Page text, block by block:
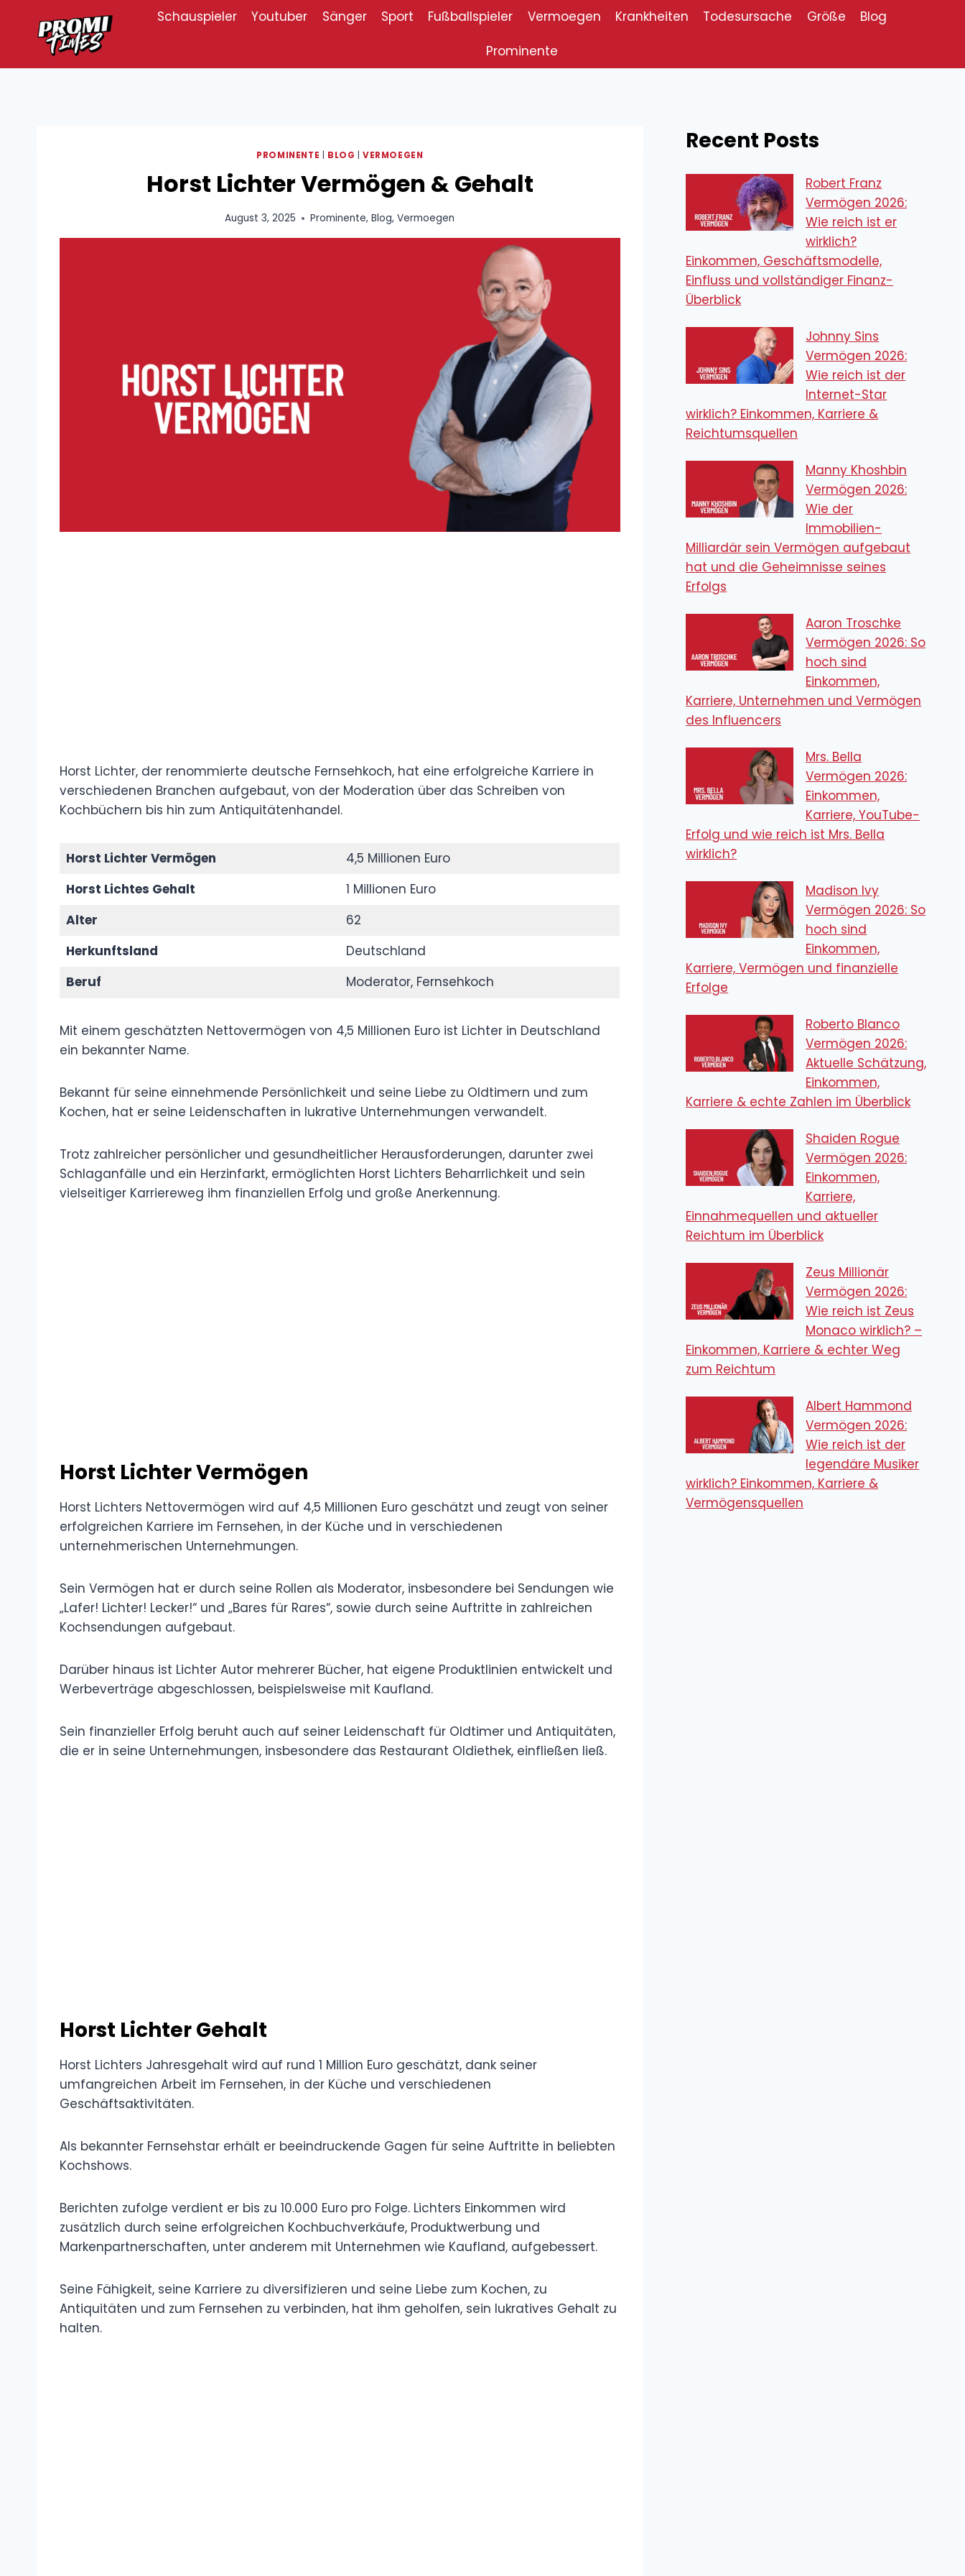
springen
Schauspieler Youtuber Sänger Sport Fußballspieler Vermoegen Krankheiten Todesursache Größe
Blog
Prominente
PROMINENTE BLOG |VERMOEGEN
Horst Lichter Vermögen & Gehalt
August 3, 2025 Prominente,Blog,Vermoegen
Horst Lichter, der renommierte deutsche Fernsehkoch, hat eine erfolgreiche Karriere in
verschiedenen Branchen aufgebaut, von der Moderation über das Schreiben von
Kochbüchern bis hin zum Antiquitätenhandel.
Horst Lichter Vermögen
4,5 Millionen Euro
Horst Lichtes Gehalt
1 Millionen Euro
Alter
62
Herkunftsland
Deutschland
Beruf
Moderator, Fernsehkoch
Mit einem geschätzten Nettovermögen von 4,5 Millionen Euro ist Lichter in Deutschland
ein bekannter Name.
Bekannt für seine einnehmende Persönlichkeit und seine Liebe zu Oldtimern und zum
Kochen, hat er seine Leidenschaften in lukrative Unternehmungen verwandelt.
Trotz zahlreicher persönlicher und gesundheitlicher Herausforderungen, darunter zwei
Schlaganfälle und ein Herzinfarkt, ermöglichten Horst Lichters Beharrlichkeit und sein
vielseitiger Karriereweg ihm finanziellen Erfolg und große Anerkennung.
Horst Lichter Vermögen
Horst Lichters Nettovermögen wird auf 4,5 Millionen Euro geschätzt und zeugt von seiner
erfolgreichen Karriere im Fernsehen, in der Küche und in verschiedenen
unternehmerischen Unternehmungen.
Sein Vermögen hat er durch seine Rollen als Moderator, insbesondere bei Sendungen wie
„Lafer! Lichter! Lecker!“ und „Bares für Rares“, sowie durch seine Auftritte in zahlreichen
Kochsendungen aufgebaut.
Darüber hinaus ist Lichter Autor mehrerer Bücher, hat eigene Produktlinien entwickelt und
Werbeverträge abgeschlossen, beispielsweise mit Kaufland.
Sein finanzieller Erfolg beruht auch auf seiner Leidenschaft für Oldtimer und Antiquitäten,
die er in seine Unternehmungen, insbesondere das Restaurant Oldiethek, einfließen ließ.
Horst Lichter Gehalt
Horst Lichters Jahresgehalt wird auf rund 1 Million Euro geschätzt, dank seiner
umfangreichen Arbeit im Fernsehen, in der Küche und verschiedenen
Geschäftsaktivitäten.
Als bekannter Fernsehstar erhält er beeindruckende Gagen für seine Auftritte in beliebten
Kochshows.
Berichten zufolge verdient er bis zu 10.000 Euro pro Folge. Lichters Einkommen wird
zusätzlich durch seine erfolgreichen Kochbuchverkäufe, Produktwerbung und
Markenpartnerschaften, unter anderem mit Unternehmen wie Kaufland, aufgebessert.
Seine Fähigkeit, seine Karriere zu diversifizieren und seine Liebe zum Kochen, zu
Antiquitäten und zum Fernsehen zu verbinden, hat ihm geholfen, sein lukratives Gehalt zu
halten.
Recent Posts
Robert Franz
Vermögen 2026:
Wie reich ist er
wirklich?
Einkommen, Geschäftsmodelle,
Einfluss und vollständiger Finanz-
Überblick
Johnny Sins
Vermögen 2026:
Wie reich ist der
Internet-Star
wirklich? Einkommen, Karriere &
Reichtumsquellen
Manny Khoshbin
Vermögen 2026:
Wie der
Immobilien-
Milliardär sein Vermögen aufgebaut
hat und die Geheimnisse seines
Erfolgs
Aaron Troschke
Vermögen 2026: So
hoch sind
Einkommen,
Karriere, Unternehmen und Vermögen
des Influencers
Mrs. Bella
Vermögen 2026:
Einkommen,
Karriere, YouTube-
Erfolg und wie reich ist Mrs. Bella
wirklich?
Madison Ivy
Vermögen 2026: So
hoch sind
Einkommen,
Karriere, Vermögen und finanzielle
Erfolge
Roberto Blanco
Vermögen 2026:
Aktuelle Schätzung,
Einkommen,
Karriere & echte Zahlen im Überblick
Shaiden Rogue
Vermögen 2026:
Einkommen,
Karriere,
Einnahmequellen und aktueller
Reichtum im Überblick
Zeus Millionär
Vermögen 2026:
Wie reich ist Zeus
Monaco wirklich? –
Einkommen, Karriere & echter Weg
zum Reichtum
Albert Hammond
Vermögen 2026:
Wie reich ist der
legendäre Musiker
wirklich? Einkommen, Karriere &
Vermögensquellen